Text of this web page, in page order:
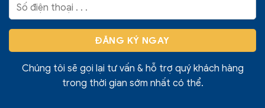
Chúng tôi sẽ gọi lại tư vấn & hỗ trợ quý khách hàng
trong thời gian sớm nhất có thể.